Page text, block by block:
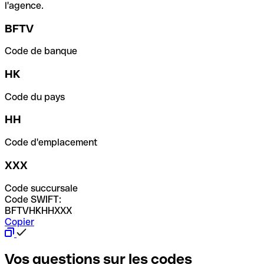
l'agence.
BFTV
Code de banque
HK
Code du pays
HH
Code d'emplacement
XXX
Code succursale
Code SWIFT:
BFTVHKHHXXX
Copier
Vos questions sur les codes